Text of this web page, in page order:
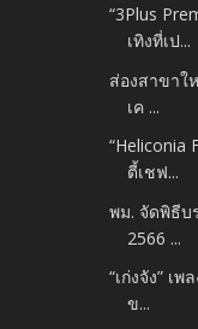
“3Plus
เทิงที่เป...
ส่องสาขาใ
เค ...
“Heliconia
ตี้เชฟ...
พม. จัดพิธี
2566 ...
“เก่งจัง” เ
ข...